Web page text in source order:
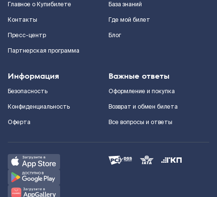
Главное о Купибилете
Контакты
Пресс-центр
Партнерская программа
База знаний
Где мой билет
Блог
Информация
Безопасность
Конфиденциальность
Оферта
Важные ответы
Оформление и покупка
Возврат и обмен билета
Все вопросы и ответы